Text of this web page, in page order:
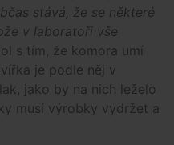
stává, že se některé
v laboratoři vše
s tím, že komora umí
je podle něj v
jako by na nich leželo
musí výrobky vydržet a